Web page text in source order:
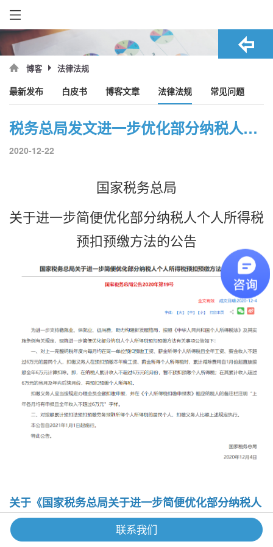
博客 法律法规
最新发布 白皮书 博客文章 法律法规 常见问题
税务总局发文进一步优化部分纳税人个人所得税预扣预缴方法！
2020-12-22
国家税务总局
关于进一步简便优化部分纳税人个人所得税
预扣预缴方法的公告
关于《国家税务总局关于进一步简便优化部分纳税人
个人所得税预扣预缴方法的公告》的解读
联系我们